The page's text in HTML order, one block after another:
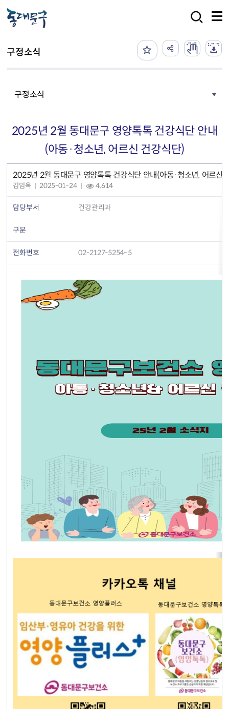
구정소식
구정소식
2025년 2월 동대문구 영양톡톡 건강식단 안내
(아동·청소년, 어르신 건강식단)
2025년 2월 동대문구 영양톡톡 건강식단 안내(아동·청소년, 어르신
김임옥 2025-01-24 4,614
담당부서 건강관리과
구분
전화번호 02-2127-5254~5